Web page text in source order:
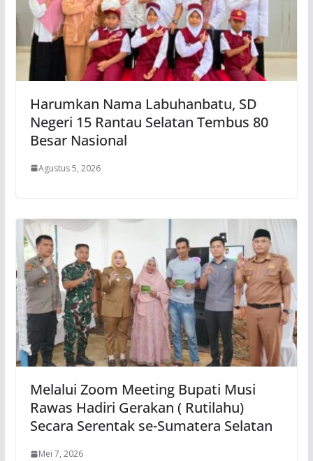
Harumkan Nama Labuhanbatu, SD
Negeri 15 Rantau Selatan Tembus 80
Besar Nasional
Agustus 5, 2026
Melalui Zoom Meeting Bupati Musi
Rawas Hadiri Gerakan ( Rutilahu)
Secara Serentak se-Sumatera Selatan
Mei 7, 2026